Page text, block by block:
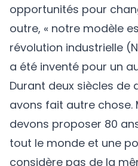
opportunités pour
outre, « notre modèle
révolution industrielle
a été inventé pour un
Durant deux siècles de
avons fait autre chose.
devons proposer 80
tout le monde et une
considère pas de la